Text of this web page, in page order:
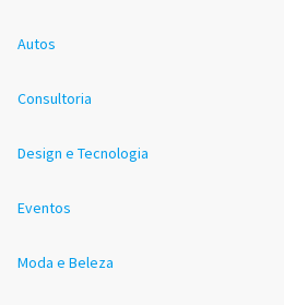
Autos
Consultoria
Design e Tecnologia
Eventos
Moda e Beleza